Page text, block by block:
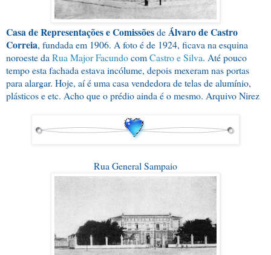
Casa de Representações e Comissõesde Álvaro de Castro
Correia, fundada em 1906. A foto é de 1924, ficava na esquina
noroeste da Rua Major FacundocomCastro e Silva. Até pouco
tempo esta fachada estava incólume, depois mexeram nas portas
para alargar. Hoje, aí é uma casa vendedora de telas de alumínio,
plásticos e etc. Acho que o prédio ainda é o mesmo. Arquivo Nirez
Rua General Sampaio